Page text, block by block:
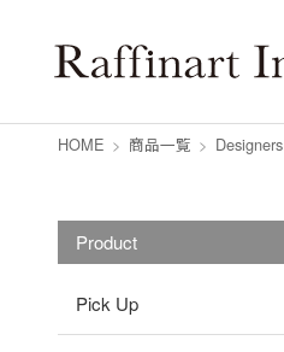
HOME > 商品一覧 > Designers
Product
Pick Up